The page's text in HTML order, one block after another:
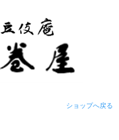
ショップへ戻る